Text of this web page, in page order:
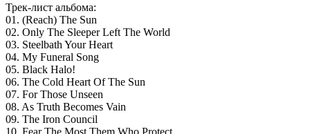
Трек-лист альбома:
01. (Reach) The Sun
02. Only The Sleeper Left The World
03. Steelbath Your Heart
04. My Funeral Song
05. Black Halo!
06. The Cold Heart Of The Sun
07. For Those Unseen
08. As Truth Becomes Vain
09. The Iron Council
10. Fear The Most Them Who Protect